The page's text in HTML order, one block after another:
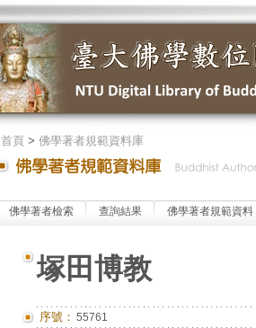
首頁> 佛學著者規範資料庫
佛學著者檢索 查詢結果 佛學著者規範資料
塚田博教
序號： 55761